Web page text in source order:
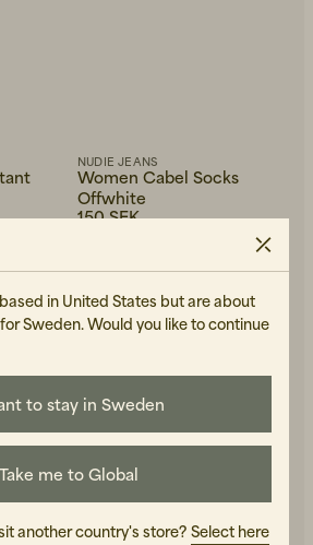
NUDIE JEANS
Women Cabel Socks
Offwhite
150 SEK
-50% NYHET
in United States but are about
Sweden. Would you like to continue
to stay in Sweden
Take me to Global
another country's store? Select here